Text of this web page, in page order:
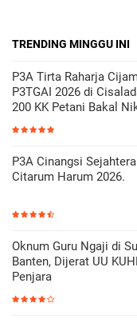
TRENDING MINGGU INI
P3A Tirta Raharja
P3TGAI 2026 di
200 KK Petani Bakal
P3A Cinangsi
Citarum Harum 2026.
Oknum Guru Ngaji di
Banten, Dijerat UU
Penjara